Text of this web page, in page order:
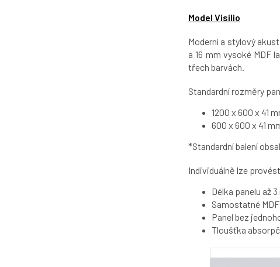
Model Visilio
Moderní a stylový
a 16 mm vysoké MDF
třech barvách.
Standardní rozměry
1200 x 600 x 41
600 x 600 x 41
*Standardní balení
Individuálně lze
Délka panelu až 3
Samostatné
Panel bez
Tloušťka